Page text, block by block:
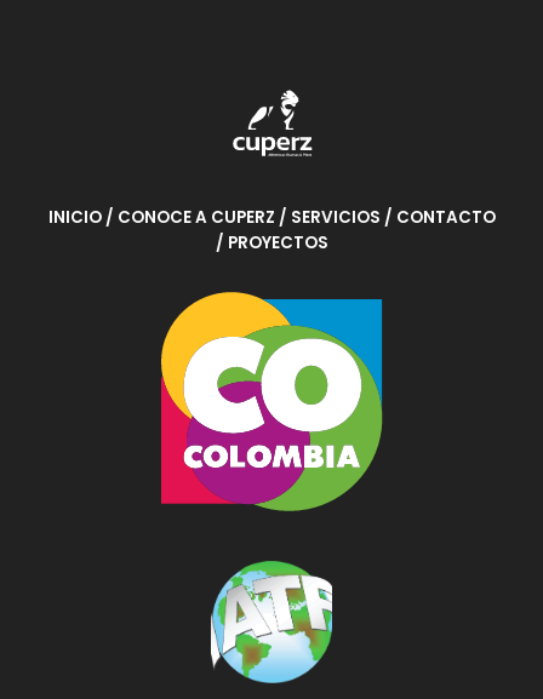
INICIO / CONOCE A CUPERZ / SERVICIOS / CONTACTO
/ PROYECTOS